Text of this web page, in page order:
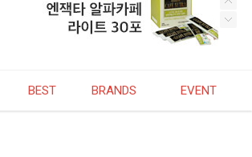
BEST BRANDS EVENT